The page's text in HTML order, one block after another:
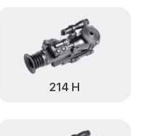
Заказать
Заказать
Заказать
Заказать
214 Н